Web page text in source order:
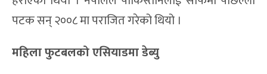
पटक सन् २००८ मा पराजित गरेको थियो ।
महिला फुटबलको एसियाडमा डेब्यु